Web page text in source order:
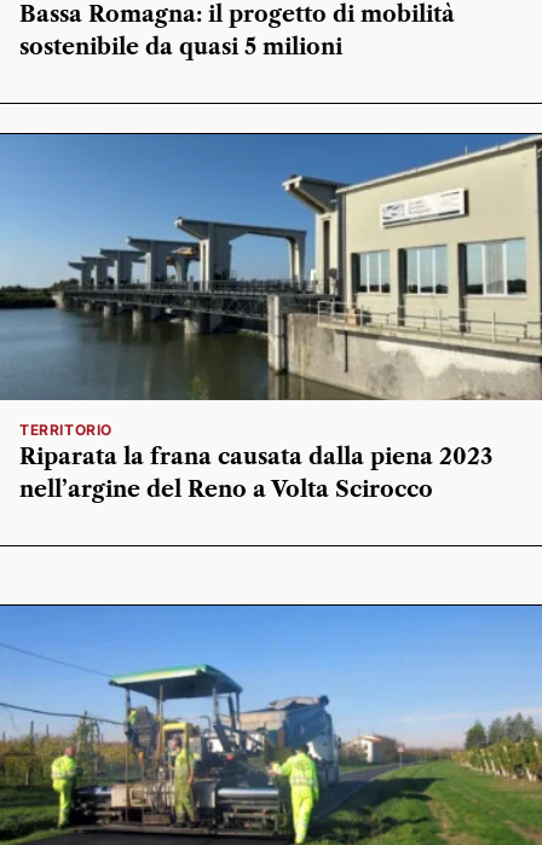
Bassa Romagna: il progetto di mobilità
sostenibile da quasi 5 milioni
TERRITORIO
Riparata la frana causata dalla piena 2023
nell’argine del Reno a Volta Scirocco